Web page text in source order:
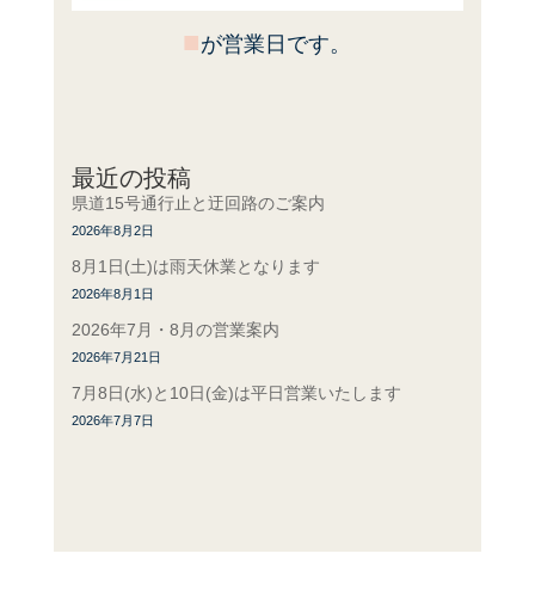
■が営業日です。
最近の投稿
県道15号通行止と迂回路のご案内
2026年8月2日
8月1日(土)は雨天休業となります
2026年8月1日
2026年7月・8月の営業案内
2026年7月21日
7月8日(水)と10日(金)は平日営業いたします
2026年7月7日